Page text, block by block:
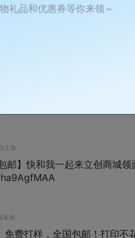
登录
湖北
ac/ACUHiDI0/
上海
包邮】快和我一起来立创商
未知
免费打样，全国包邮！打
礼品和优惠券等你来领～